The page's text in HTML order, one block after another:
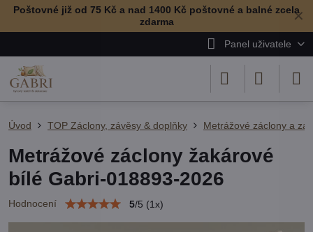
✕
Poštovné již od 75 Kč a nad 1400 Kč poštovné a balné zcela
zdarma
Panel uživatele
Úvod TOP Záclony, závěsy & doplňky Metrážové záclony a
Metrážové záclony žakárové
bílé Gabri-018893-2026
Hodnocení 5/5 (1x)